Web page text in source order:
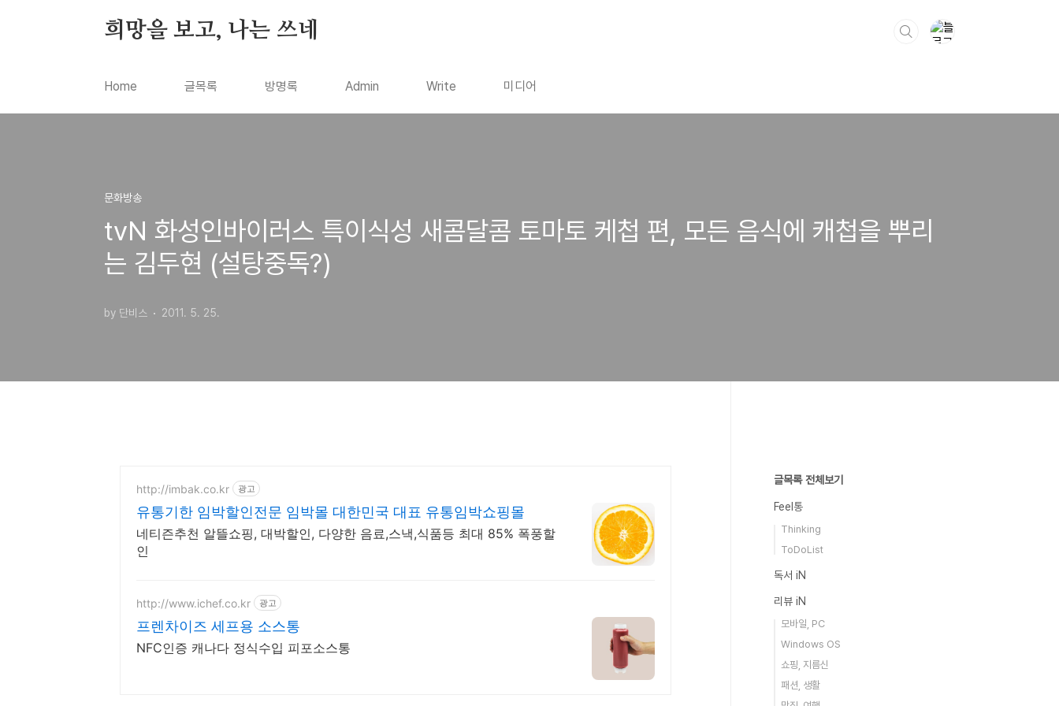
희망을 보고, 나는 쓰네
Home 글목록 방명록 Admin Write 미디어
문화방송
tvN 화성인바이러스 특이식성 새콤달콤 토마토 케첩 편, 모든 음식에 캐첩을 뿌리
는 김두현 (설탕중독?)
by 단비스 2011. 5. 25.
http://imbak.co.kr 광고
유통기한 임박할인전문 임박몰 대한민국 대표 유통임박쇼핑몰
네티즌추천 알뜰쇼핑, 대박할인, 다양한 음료,스낵,식품등 최대 85% 폭풍할
인
http://www.ichef.co.kr 광고
프렌차이즈 세프용 소스통
NFC인증 캐나다 정식수입 피포소스통
글목록 전체보기
Feel통
Thinking
ToDoList
독서 iN
리뷰 iN
모바일, PC
Windows OS
쇼핑, 지름신
패션, 생활